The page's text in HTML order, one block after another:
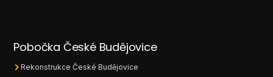
Pobočka České Budějovice
Rekonstrukce České Budějovice